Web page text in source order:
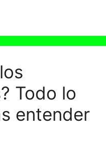
Todo lo
entender